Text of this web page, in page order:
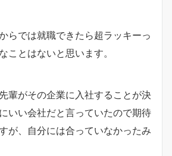
らでは就職できたら超ラッキーっ
ことはないと思います。
輩がその企業に入社することが決
いい会社だと言っていたので期待
が、自分には合っていなかったみ